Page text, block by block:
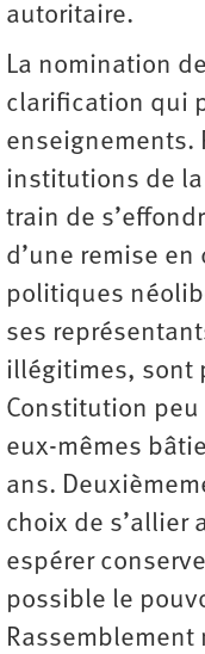
autoritaire.
La nomination
clarification qui
enseignements.
institutions de
train de
d’une remise
politiques
ses
illégitimes, sont
Constitution
eux-mêmes
ans.
choix de s’allier
espérer
possible le
Rassemblement